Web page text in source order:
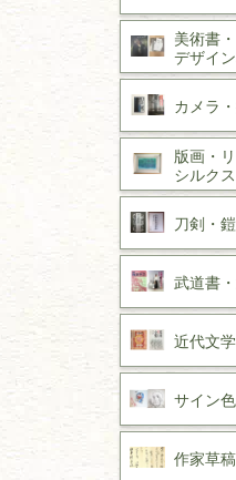
美術書
デザイ
カメラ
版画・
シルク
刀剣・
武道書・
近代文学
サイン
作家草